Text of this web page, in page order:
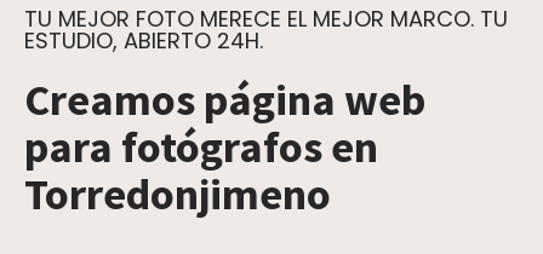
TU MEJOR FOTO MERECE EL MEJOR MARCO. TU
ESTUDIO, ABIERTO 24H.
Creamos página web
para fotógrafos en
Torredonjimeno